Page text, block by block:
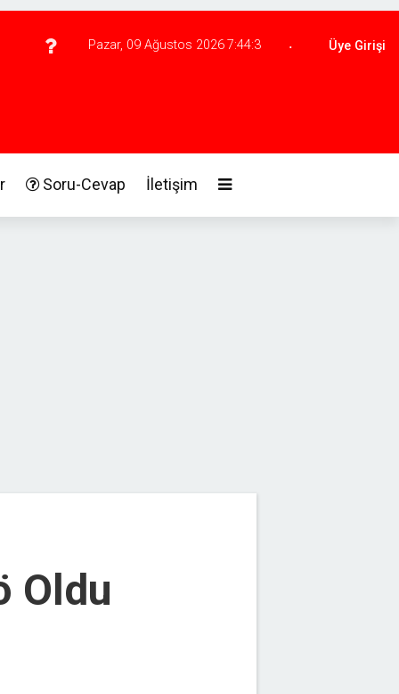
Pazar, 09 Ağustos 20267:44:4 . Üye Girişi
Soru-Cevap İletişim
Oldu